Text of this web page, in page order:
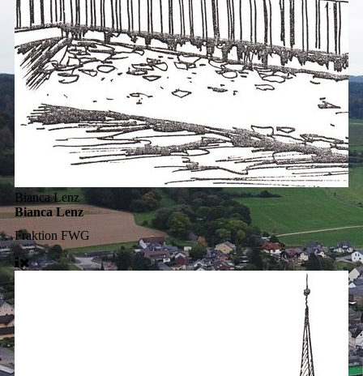
Bianca Lenz
Bianca Lenz
Fraktion FWG